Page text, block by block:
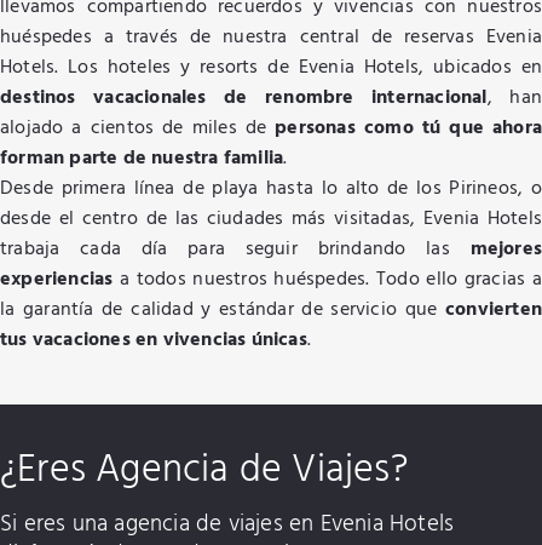
llevamos compartiendo recuerdos y vivencias con nuestros
huéspedes a través de nuestra central de reservas Evenia
Hotels. Los hoteles y resorts de Evenia Hotels, ubicados en
destinos vacacionales de renombre internacional, han
alojado a cientos de miles de personas como tú que ahora
forman parte de nuestra familia.
Desde primera línea de playa hasta lo alto de los Pirineos, o
desde el centro de las ciudades más visitadas, Evenia Hotels
trabaja cada día para seguir brindando las mejores
experiencias a todos nuestros huéspedes. Todo ello gracias a
la garantía de calidad y estándar de servicio que convierten
tus vacaciones en vivencias únicas.
¿Eres Agencia de Viajes?
Si eres una agencia de viajes en Evenia Hotels